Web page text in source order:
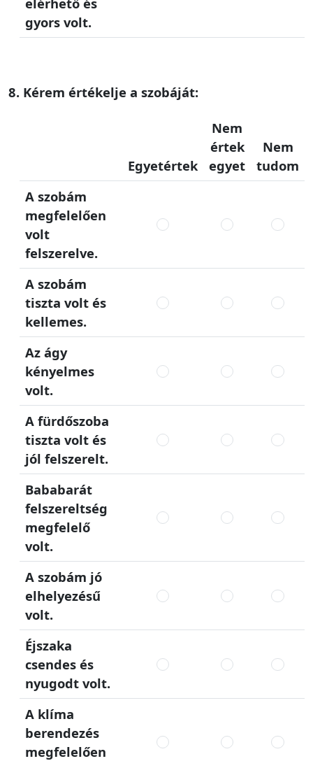
gyors volt.
8. Kérem értékelje a szobáját:
Egyetértek
Nem
értek
egyet
Nem
tudom
A szobám
megfelelően
volt
felszerelve.
A szobám
tiszta volt és
kellemes.
Az ágy
kényelmes
volt.
A fürdőszoba
tiszta volt és
jól felszerelt.
Bababarát
felszereltség
megfelelő
volt.
A szobám jó
elhelyezésű
volt.
Éjszaka
csendes és
nyugodt volt.
A klíma
berendezés
megfelelően